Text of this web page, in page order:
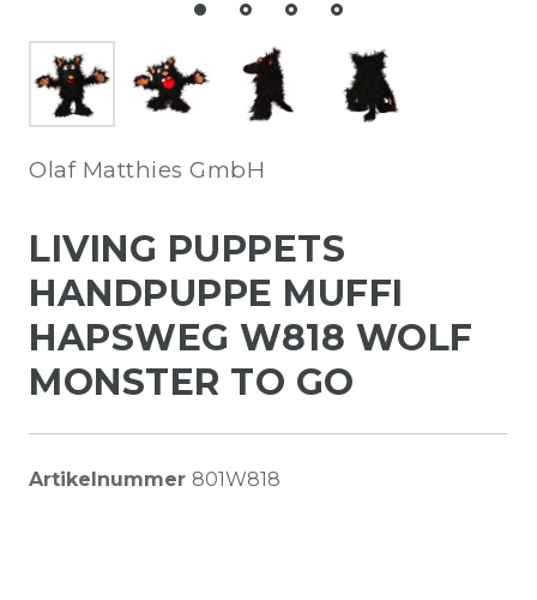
Olaf Matthies GmbH
LIVING PUPPETS
HANDPUPPE MUFFI
HAPSWEG W818 WOLF
MONSTER TO GO
Artikelnummer 801W818